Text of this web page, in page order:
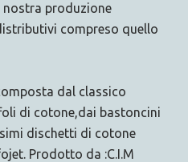
nostra produzione
compreso quello
dal classico
di cotone,dai bastoncini
dischetti di cotone
Prodotto da :C.I.M